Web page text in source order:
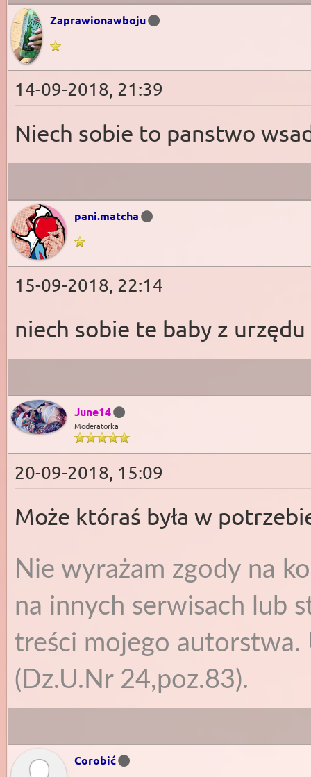
Zaprawionawboju
14-09-2018, 21:39
Niech sobie to panstwo
pani.matcha
15-09-2018, 22:14
niech sobie te baby z
June14
Moderatorka
20-09-2018, 15:09
Może któraś była w
Nie wyrażam zgody na
na innych serwisach lub
treści mojego
(Dz.U.Nr 24,poz.83).
Corobić